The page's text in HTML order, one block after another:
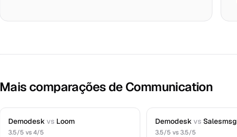
Mais comparações de Communication
Demodesk vs Loom
3.5/5 vs4/5
Demodesk vs Salesmsg
3.5/5 vs3.5/5